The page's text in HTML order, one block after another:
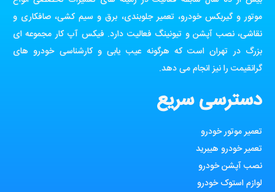
موتور و گیربکس خودرو، تعمیر جلوبندی، برق و سیم کشی، صافکاری و
نقاشی، نصب آپشن و تیونینگ فعالیت دارد. فیکس آپ کار مجموعه ای
بزرگ در تهران است که هرگونه عیب یابی و کارشناسی خودرو های
گرانقیمت را نیز انجام می دهد.
دسترسی سریع
تعمیر موتور خودرو
تعمیر خودرو هیبرید
نصب آپشن خودرو
لوازم استوک خودرو